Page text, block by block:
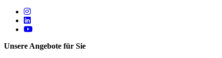
Follow us on https://www.instagram.com/lifeatmvb/
Follow us on https://www.linkedin.com/company/mvbbooks
Follow us on https://www.youtube.com/@mvbbooks
Unsere Angebote für Sie